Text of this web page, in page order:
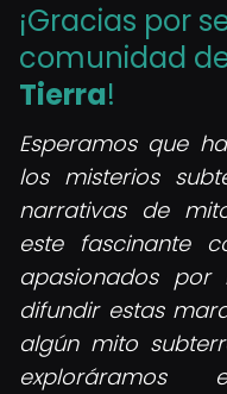
¡Gracias por
comunidad
Tierra!
Esperamos que
los misterios
narrativas de
este fascinante
apasionados
difundir estas
algún mito
exploráramos